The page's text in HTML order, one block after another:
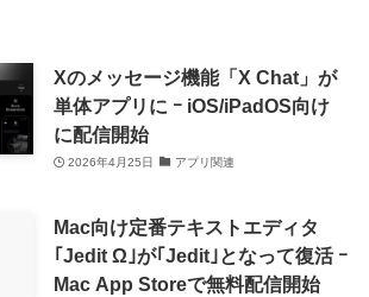
Xのメッセージ機能「X Chat」が
単体アプリに ｰ iOS/iPadOS向け
に配信開始
2026年4月25日 アプリ関連
Mac向け定番テキストエディタ
｢Jedit Ω｣が｢Jedit｣となって復活 ｰ
Mac App Storeで無料配信開始